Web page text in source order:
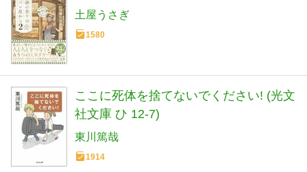
土屋うさぎ
1580
ここに死体を捨てないでください! (光文
社文庫 ひ 12-7)
東川篤哉
1914